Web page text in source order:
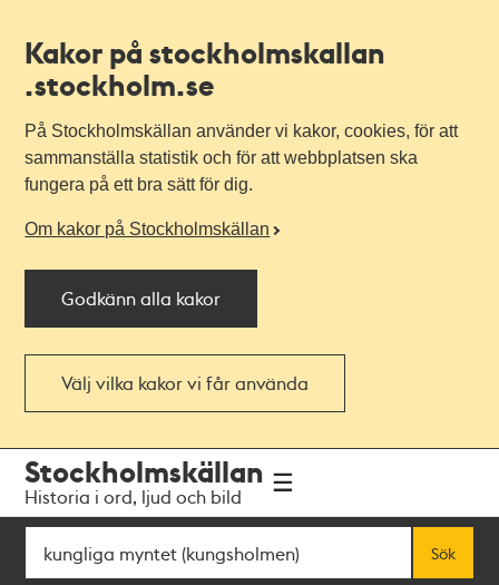
Kakor på stockholmskallan
.stockholm.se
På Stockholmskällan använder vi kakor, cookies, för att
sammanställa statistik och för att webbplatsen ska
fungera på ett bra sätt för dig.
Om kakor på Stockholmskällan
Godkänn alla kakor
Välj vilka kakor vi får använda
navigationen
huvudinnehållet
Stockholmskällan
Historia i ord, ljud och bild
Sök
Sök